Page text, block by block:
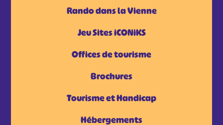
Rando dans la Vienne
Jeu Sites iCONiKS
Offices de tourisme
Brochures
Tourisme et Handicap
Hébergements